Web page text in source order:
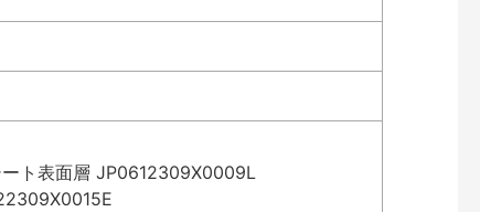
ート表面層 JP0612309X0009L